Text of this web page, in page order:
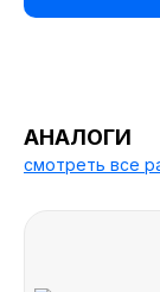
АНАЛОГИ
смотреть все